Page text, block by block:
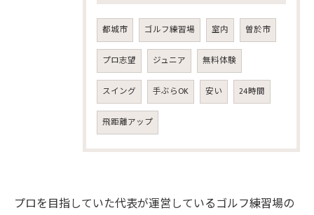
都城市 ゴルフ練習場 室内 曽於市
プロ志望 ジュニア 無料体験
スイング 手ぶらOK 安い 24時間
飛距離アップ
プロを目指していた代表が運営しているゴルフ練習場の